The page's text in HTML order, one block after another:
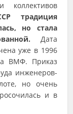
коллективов
традиция
но стала
Дата
уже в 1996
ВМФ. Приказ
инженеров-
но очень
и в